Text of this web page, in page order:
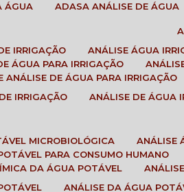
ÁGUA
ADASA ANÁLISE DE ÁGUA
IRRIGAÇÃO
ANÁLISE ÁGUA
ÁGUA PARA IRRIGAÇÃO
ANÁLISE DE ÁGUA PARA IRRIGAÇÃO
IRRIGAÇÃO
ANÁLISE DE ÁGUA
MICROBIOLÓGICA
PARA CONSUMO HUMANO
DA ÁGUA POTÁVEL
ANÁLISE DA ÁGUA